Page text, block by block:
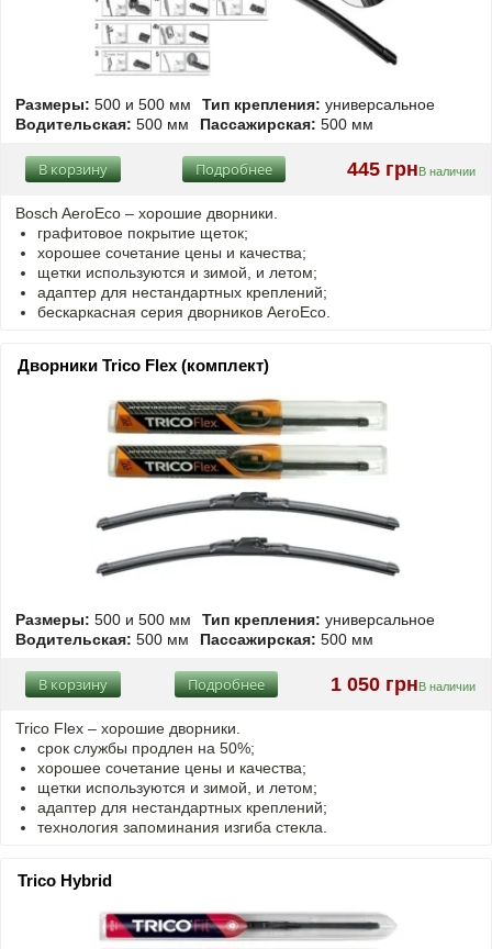
Размеры: 500 и 500 мм Тип крепления: универсальное
Водительская: 500 мм Пассажирская: 500 мм
445 грнВ наличии
Подробнее
В корзину
Bosch AeroEco – хорошие дворники.
графитовое покрытие щеток;
хорошее сочетание цены и качества;
щетки используются и зимой, и летом;
адаптер для нестандартных креплений;
бескаркасная серия дворников AeroEco.
Дворники Trico Flex (комплект)
Размеры: 500 и 500 мм Тип крепления: универсальное
Водительская: 500 мм Пассажирская: 500 мм
1 050 грнВ наличии
Подробнее
В корзину
Trico Flex – хорошие дворники.
срок службы продлен на 50%;
хорошее сочетание цены и качества;
щетки используются и зимой, и летом;
адаптер для нестандартных креплений;
технология запоминания изгиба стекла.
Trico Hybrid